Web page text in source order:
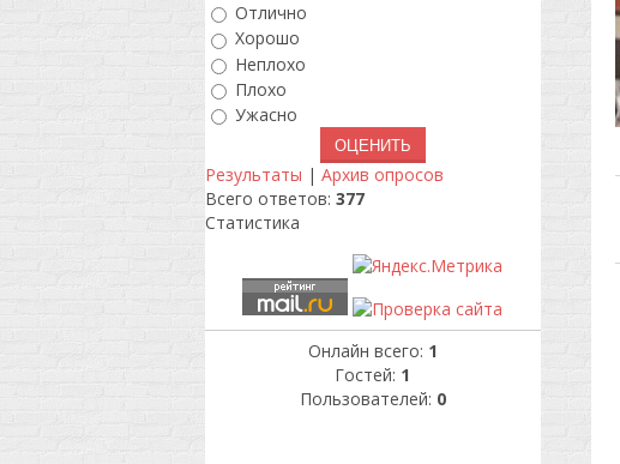
Отлично
Хорошо
Неплохо
Плохо
Ужасно
Результаты | Архив опросов
Всего ответов: 377
Статистика
Онлайн всего: 1
Гостей: 1
Пользователей: 0